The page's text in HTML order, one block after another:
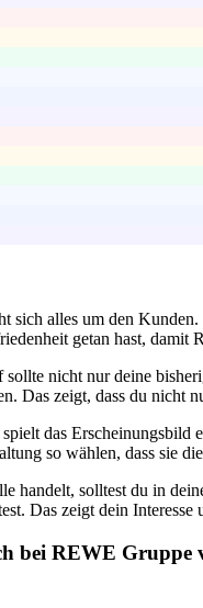
sich alles um den
getan hast, damit
nicht nur deine
Das zeigt, dass du nicht
das Erscheinungsbild
so wählen, dass sie
handelt, solltest du in
Das zeigt dein
bei REWE Gruppe